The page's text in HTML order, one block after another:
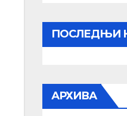
ПОСЛЕДЊИ
АРХИВА